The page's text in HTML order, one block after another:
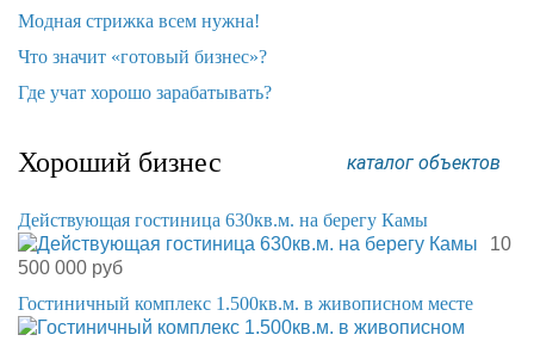
Модная стрижка всем нужна!
​Что значит «готовый бизнес»?
​Где учат хорошо зарабатывать?
Хороший бизнес каталог объектов
Действующая гостиница 630кв.м. на берегу Камы
10
500 000 руб
Гостиничный комплекс 1.500кв.м. в живописном месте